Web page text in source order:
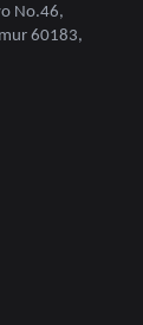
No.46,
60183,